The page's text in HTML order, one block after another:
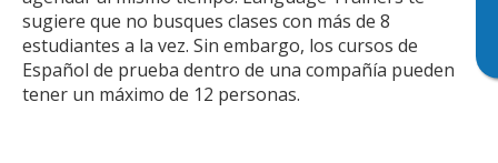
sugiere que no busques clases con más de 8
estudiantes a la vez. Sin embargo, los cursos de
Español de prueba dentro de una compañía pueden
tener un máximo de 12 personas.